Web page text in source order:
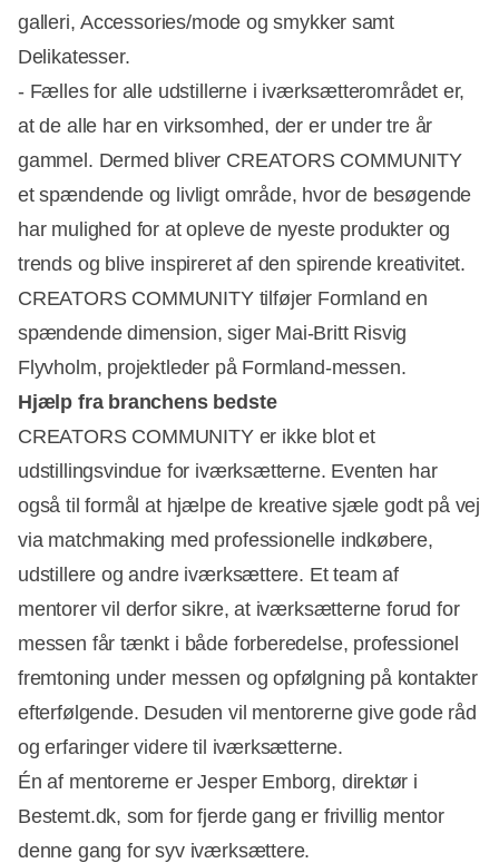
galleri, Accessories/mode og smykker samt
Delikatesser.
- Fælles for alle udstillerne i iværksætterområdet er,
at de alle har en virksomhed, der er under tre år
gammel. Dermed bliver CREATORS COMMUNITY
et spændende og livligt område, hvor de besøgende
har mulighed for at opleve de nyeste produkter og
trends og blive inspireret af den spirende kreativitet.
CREATORS COMMUNITY tilføjer Formland en
spændende dimension, siger Mai-Britt Risvig
Flyvholm, projektleder på Formland-messen.
Hjælp fra branchens bedste
CREATORS COMMUNITY er ikke blot et
udstillingsvindue for iværksætterne. Eventen har
også til formål at hjælpe de kreative sjæle godt på vej
via matchmaking med professionelle indkøbere,
udstillere og andre iværksættere. Et team af
mentorer vil derfor sikre, at iværksætterne forud for
messen får tænkt i både forberedelse, professionel
fremtoning under messen og opfølgning på kontakter
efterfølgende. Desuden vil mentorerne give gode råd
og erfaringer videre til iværksætterne.
Én af mentorerne er Jesper Emborg, direktør i
Bestemt.dk, som for fjerde gang er frivillig mentor 
denne gang for syv iværksættere.